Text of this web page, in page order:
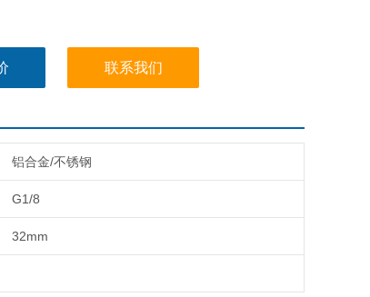
联系我们
铝合金/不锈钢
G1/8
32mm